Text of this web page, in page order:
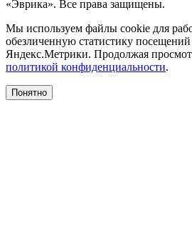
«Эврика». Все права защищены.
Мы используем файлы cookie для
обезличенную статистику
Яндекс.Метрики. Продолжая
политикой конфиденциальности.
Понятно